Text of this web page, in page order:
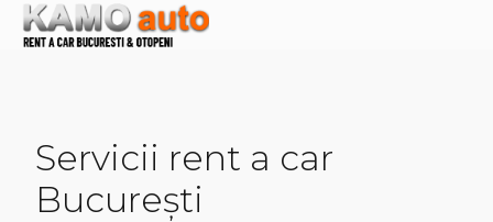
Servicii rent a car
București